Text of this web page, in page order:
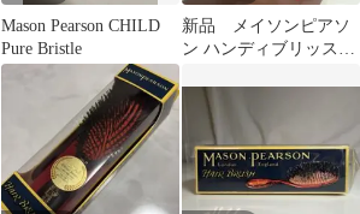
Mason Pearson CHILD
Pure Bristle
新品 メイソンピアソ
ン ハンディブリッス